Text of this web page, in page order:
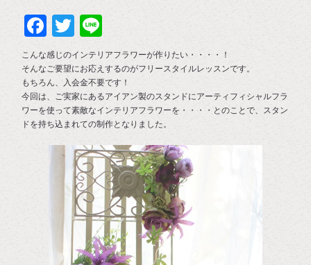
Facebook
Twitter
こんな感じのインテリアフラワーが作りたい・・・・！
そんなご要望にお応えするのがフリースタイルレッスンです。
もちろん、入会金不要です！
今回は、ご実家にあるアイアン製のスタンドにアーティフィシャルフラ
ワーを使って素敵なインテリアフラワーを・・・・とのことで、スタン
ドを持ち込まれての制作となりました。